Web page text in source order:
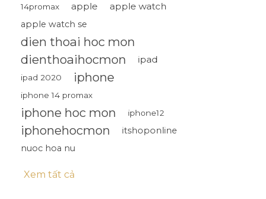
14promax apple apple watch
apple watch se
dien thoai hoc mon
dienthoaihocmon
ipad
ipad 2020 iphone
iphone 14 promax
iphone hoc mon iphone12
iphonehocmon
itshoponline
nuoc hoa nu
Xem tất cả